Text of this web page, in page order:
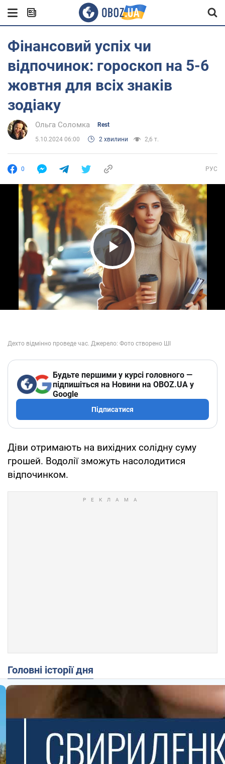
Фінансовий успіх чи
відпочинок: гороскоп на 5-6
жовтня для всіх знаків
зодіаку
Ольга Соломка Rest
5.10.2024 06:00 2 хвилини 2,6 т.
0 РУС
Play Video
Будьте першими у курсі головного —
підпишіться на Новини на OBOZ.UA у
Google
Підписатися
Діви отримають на вихідних солідну суму
грошей. Водолії зможуть насолодитися
відпочинком.
Головні історії дня